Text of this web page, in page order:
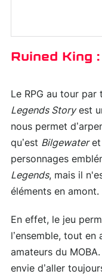
Ruined King
Le RPG au tour par
Legends Storyest
nous permet
qu’est Bilgewateret
personnages
Legends, mais il
éléments en amont.
En effet, le jeu
l’ensemble, tout
amateurs du
envie d’aller